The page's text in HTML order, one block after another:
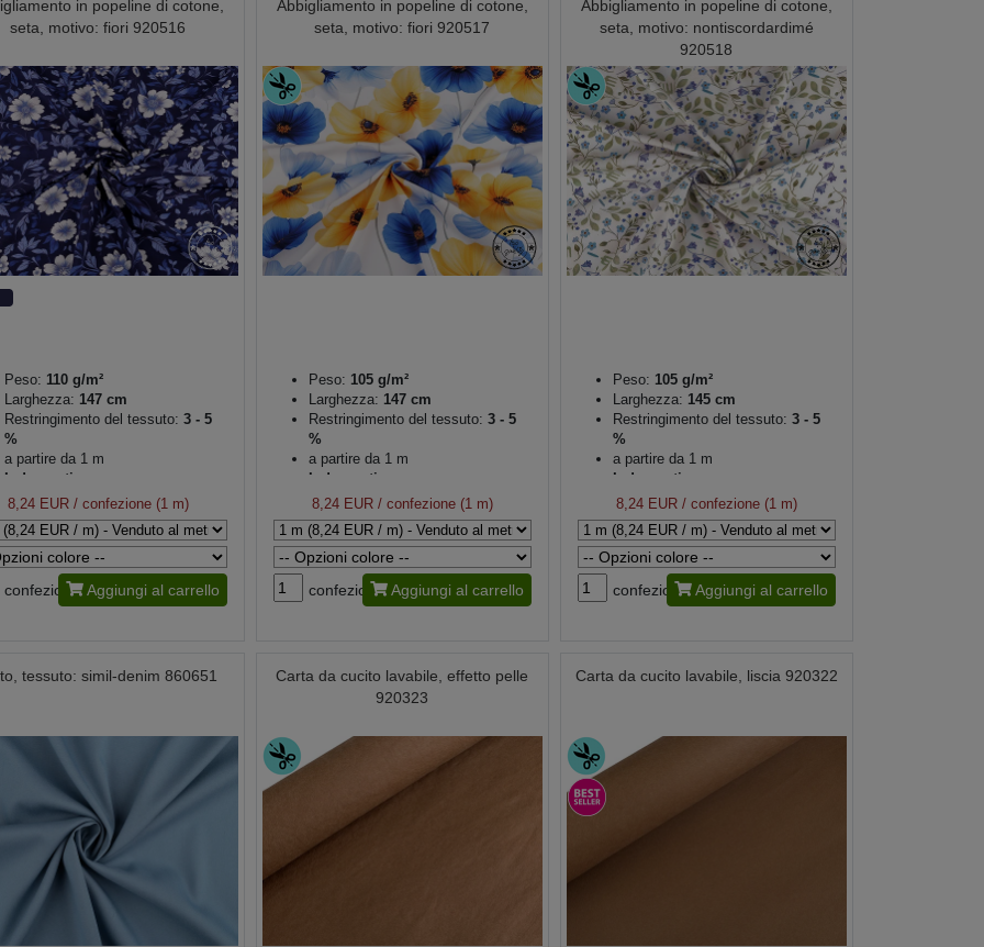
in popeline di cotone,
seta, motivo: fiori 920516
Peso: 110 g/m²
Larghezza: 147 cm
Restringimento del tessuto: 3 - 5
%
a partire da 1 m
Indumenti
8,24 EUR/ confezione (1 m)
confezione Aggiungi al carrello
Abbigliamento in popeline di cotone,
seta, motivo: fiori 920517
Peso: 105 g/m²
Larghezza: 147 cm
Restringimento del tessuto: 3 - 5
%
a partire da 1 m
Indumenti
8,24 EUR/ confezione (1 m)
confezione Aggiungi al carrello
Abbigliamento in popeline di cotone,
seta, motivo: nontiscordardimé
920518
Peso: 105 g/m²
Larghezza: 145 cm
Restringimento del tessuto: 3 - 5
%
a partire da 1 m
Indumenti
8,24 EUR/ confezione (1 m)
confezione Aggiungi al carrello
tessuto: simil-denim 860651
Carta da cucito lavabile, effetto pelle
920323
Carta da cucito lavabile, liscia 920322